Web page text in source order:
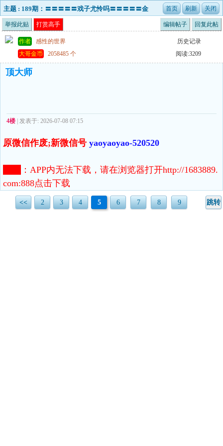
主题 : 189期：〓〓〓〓〓戏子尤怜吗〓〓〓〓〓金
牌八肖〓〓〓〓〓
举报此贴 打赏高手 编辑帖子 回复此帖
作者 感性的世界
历史记录
大哥金币
2058485 个 阅读:3209
顶大师
4楼 | 发表于: 2026-07-08 07:15
原微信作废;新微信号 yaoyaoyao-520520
： APP内无法下载，请在浏览器打开http://1683889.
com:888点击下载
<< 2 3 4 5 6 7 8 9 跳转